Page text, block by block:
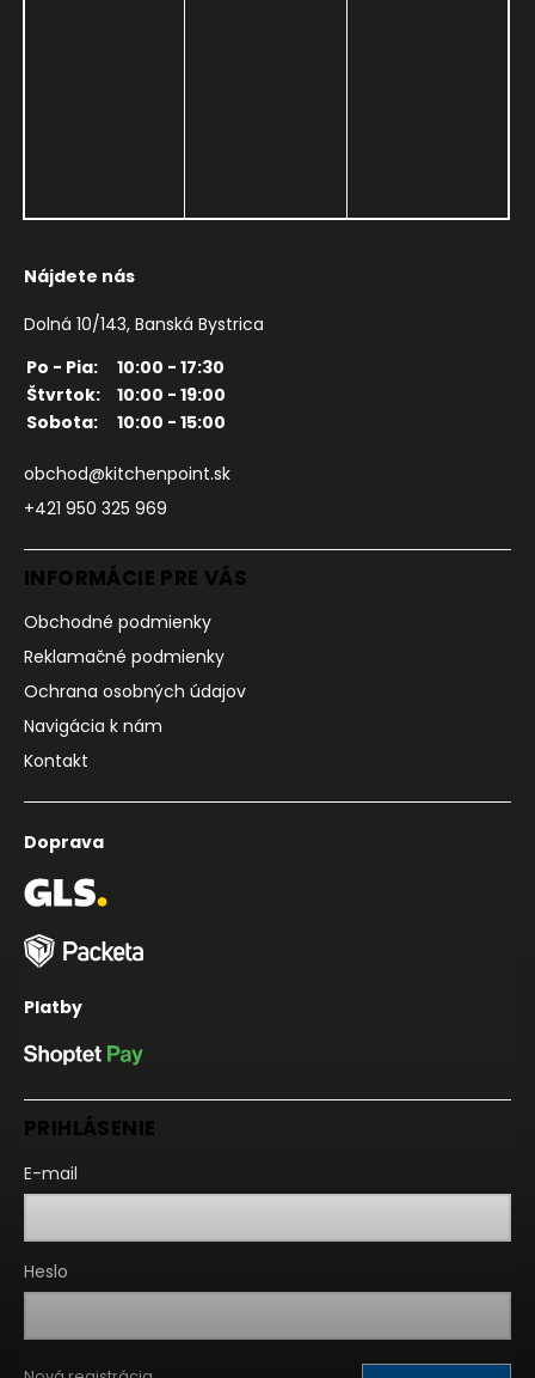
Nájdete nás
Dolná 10/143, Banská Bystrica
Po - Pia:
10:00 - 17:30
Štvrtok:
10:00 - 19:00
Sobota:
10:00 - 15:00
obchod@kitchenpoint.sk
+421 950 325 969
INFORMÁCIE PRE VÁS
Obchodné podmienky
Reklamačné podmienky
Ochrana osobných údajov
Navigácia k nám
Kontakt
Doprava
Platby
PRIHLÁSENIE
E-mail
Heslo